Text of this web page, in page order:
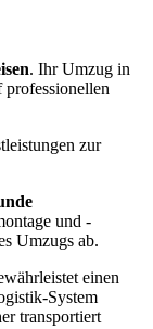
. Ihr Umzug in
professionellen
zur
und -
Umzugs ab.
einen
System
transportiert